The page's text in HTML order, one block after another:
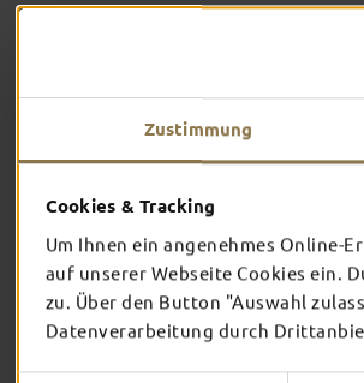
Zustimmung
Cookies & Tracking
Um Ihnen ein angenehmes Online-
auf unserer Webseite Cookies ein.
zu. Über den Button "Auswahl
Datenverarbeitung durch